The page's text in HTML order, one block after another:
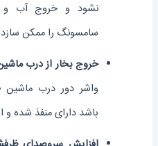
نشود و خروج آب و
سامسونگ را ممکن
خروج بخار از درب
واشر دور درب ماشین
باشد دارای منفذ شده و